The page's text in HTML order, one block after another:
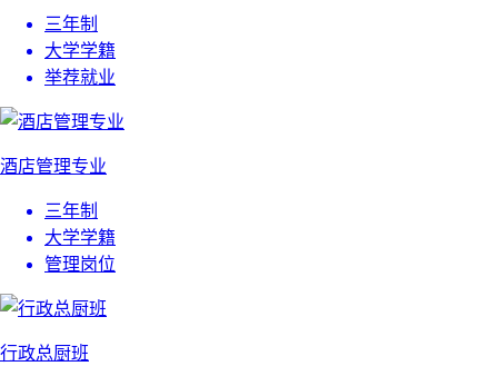
三年制
大学学籍
举荐就业
酒店管理专业
三年制
大学学籍
管理岗位
行政总厨班